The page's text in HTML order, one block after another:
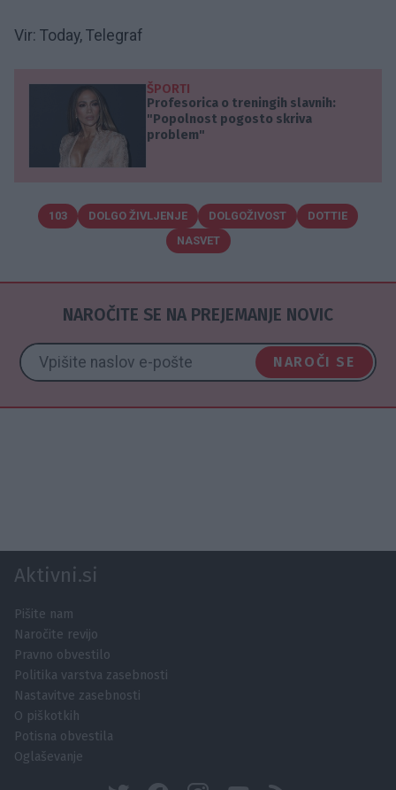
Vir: Today, Telegraf
ŠPORTI
Profesorica o treningih slavnih:
"Popolnost pogosto skriva
problem"
103 DOLGO ŽIVLJENJE DOLGOŽIVOST
DOTTIE
NASVET
NAROČITE SE NA PREJEMANJE NOVIC
NAROČI SE
Aktivni.si
Pišite nam
Naročite revijo
Pravno obvestilo
Politika varstva zasebnosti
Nastavitve zasebnosti
O piškotkih
Potisna obvestila
Oglaševanje